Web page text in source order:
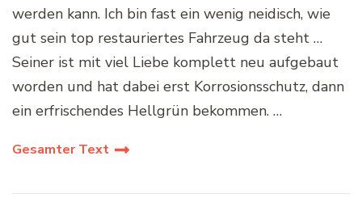
werden kann. Ich bin fast ein wenig neidisch, wie
gut sein top restauriertes Fahrzeug da steht …
Seiner ist mit viel Liebe komplett neu aufgebaut
worden und hat dabei erst Korrosionsschutz, dann
ein erfrischendes Hellgrün bekommen. …
Gesamter Text